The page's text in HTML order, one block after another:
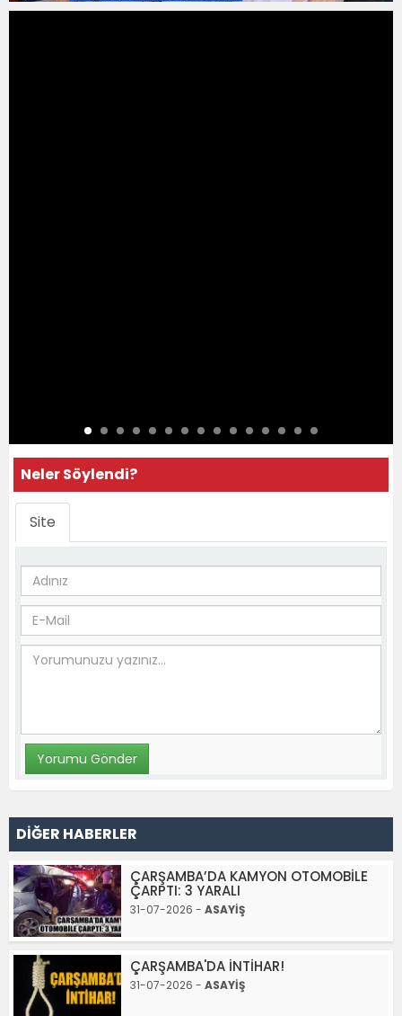
Neler Söylendi?
Site
DİĞER HABERLER
ÇARŞAMBA’DA KAMYON OTOMOBİLE
ÇARPTI: 3 YARALI
31-07-2026 - ASAYİŞ
ÇARŞAMBA'DA İNTİHAR!
31-07-2026 - ASAYİŞ